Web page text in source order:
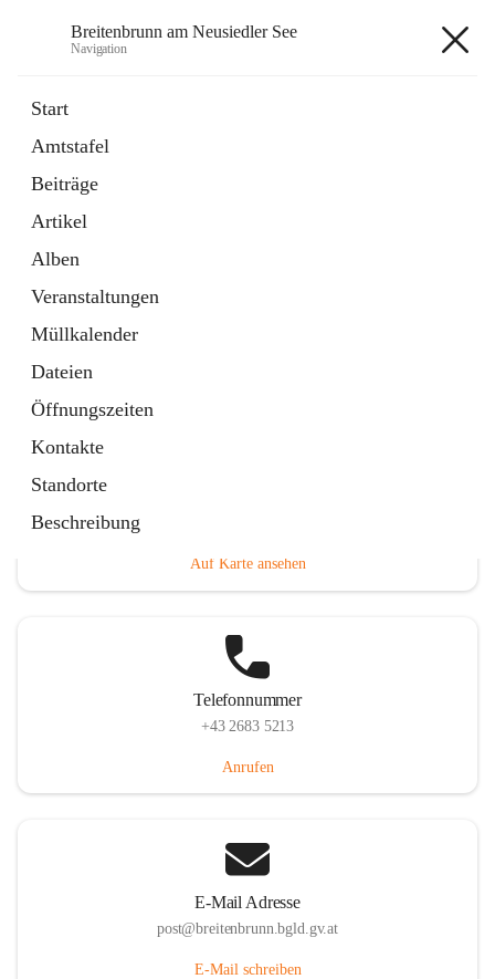
Breitenbrunn am Neusiedler See
Navigation
Start
Amtstafel
Beiträge
Artikel
Alben
Veranstaltungen
Müllkalender
Dateien
Öffnungszeiten
Kontakte
Standorte
Beschreibung
18 Schnellzugriffe
Gemeindeservice
Auf Karte ansehen
Telefonnummer
+43 2683 5213
Anrufen
E-Mail Adresse
post@breitenbrunn.bgld.gv.at
E-Mail schreiben